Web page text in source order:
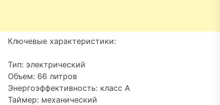
Ключевые характеристики:
Тип: электрический
Объем: 66 литров
Энергоэффективность: класс А
Таймер: механический